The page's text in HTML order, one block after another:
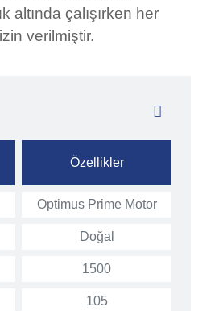
altında çalışırken her
verilmiştir.
Özellikler
Optimus Prime Motor
Doğal
1500
105